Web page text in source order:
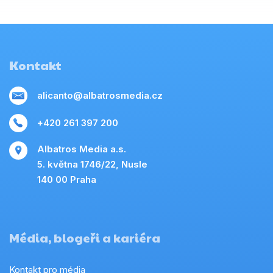
Kontakt
alicanto@albatrosmedia.cz
+420 261 397 200
Albatros Media a.s.
5. května 1746/22, Nusle
140 00 Praha
Média, blogeři a kariéra
Kontakt pro média